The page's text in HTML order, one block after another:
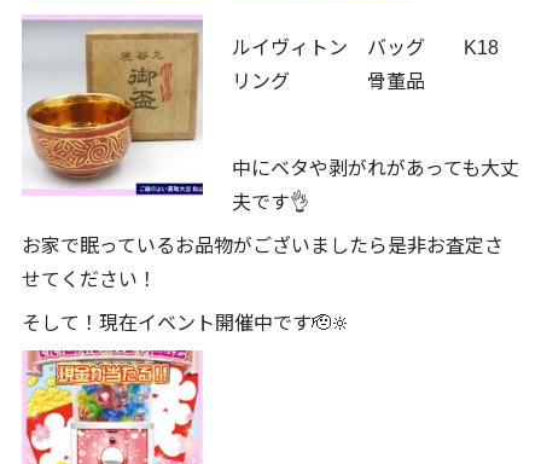
ルイヴィトン バッグ K18
リング 骨董品
中にベタや剥がれがあっても大丈
夫です👌
お家で眠っているお品物がございましたら是非お査定さ
せてください！
そして！現在イベント開催中です🫡🔆